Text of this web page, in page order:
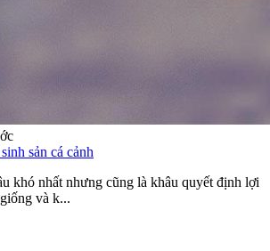
sản cá cảnh
khó nhất nhưng cũng là khâu quyết định lợi
và k...